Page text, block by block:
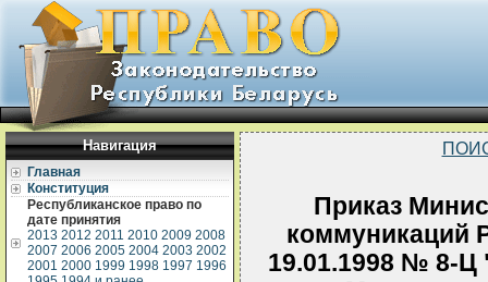
Навигация
Главная
Конституция
Республиканское право по
дате принятия
2013 2012 2011 2010 2009 2008
2007 2006 2005 2004 2003 2002
2001 2000 1999 1998 1997 1996
Приказ
коммуникаций
19.01.1998 № 8-Ц